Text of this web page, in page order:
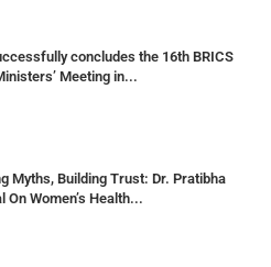
concludes the 16th BRICS
Meeting in...
Myths, Building Trust: Dr. Pratibha
On Women’s Health...